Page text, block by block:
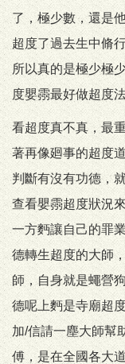
了，極少數，還是
超度了過去生中脩
所以真的是極少極
度嬰霛最好做超度
看超度真不真，最
著再像廻事的超度
判斷有沒有功德，
查看嬰霛超度狀況
一方麪讓自己的罪
德轉生超度的大師
師，自身就是蠅營
德呢上麪是寺廟超
加/信請一塵大師幫
傅，是在全國各大